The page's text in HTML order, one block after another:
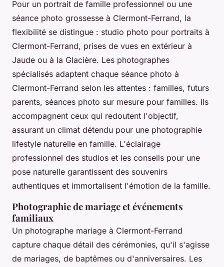
Pour un portrait de famille professionnel ou une
séance photo grossesse à Clermont-Ferrand, la
flexibilité se distingue : studio photo pour portraits à
Clermont-Ferrand, prises de vues en extérieur à
Jaude ou à la Glacière. Les photographes
spécialisés adaptent chaque séance photo à
Clermont-Ferrand selon les attentes : familles, futurs
parents, séances photo sur mesure pour familles. Ils
accompagnent ceux qui redoutent l'objectif,
assurant un climat détendu pour une photographie
lifestyle naturelle en famille. L'éclairage
professionnel des studios et les conseils pour une
pose naturelle garantissent des souvenirs
authentiques et immortalisent l'émotion de la famille.
Photographie de mariage et événements
familiaux
Un photographe mariage à Clermont-Ferrand
capture chaque détail des cérémonies, qu'il s'agisse
de mariages, de baptêmes ou d'anniversaires. Les